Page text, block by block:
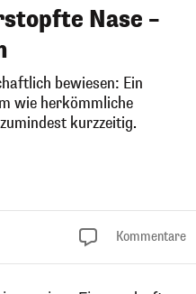
Nase –
bewiesen: Ein
wie herkömmliche
kurzzeitig.
Kommentare